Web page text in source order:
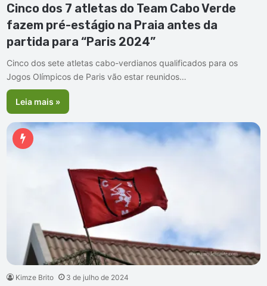
Cinco dos 7 atletas do Team Cabo Verde
fazem pré-estágio na Praia antes da
partida para “Paris 2024”
Cinco dos sete atletas cabo-verdianos qualificados para os
Jogos Olímpicos de Paris vão estar reunidos…
Leia mais »
Kimze Brito 3 de julho de 2024